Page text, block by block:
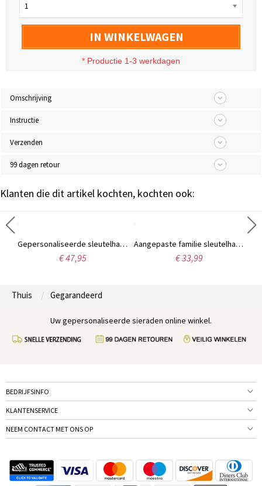
1
IN WINKELWAGEN
* Productie 1-3 werkdagen
Omschrijving
Instructie
Verzenden
99 dagen retour
Klanten die dit artikel kochten, kochten ook:
Gepersonaliseerde sleutelhanger met foto van huisdier
€ 47,95
Aangepaste familie sleutelhanger papa sleutelhanger cadeau voor familie
€ 33,99
Thuis Gegarandeerd
Uw gepersonaliseerde sieraden online winkel.
BEDRIJFSINFO
KLANTENSERVICE
NEEM CONTACT MET ONS OP